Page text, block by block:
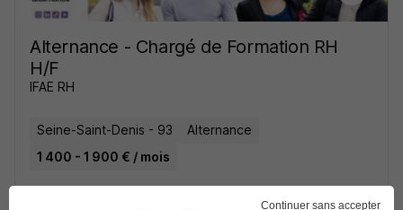
Alternance - Chargé de Formation RH
H/F
IFAE RH
Seine-Saint-Denis - 93
Alternance
1 400 - 1 900 € / mois
Continuer sans accepter